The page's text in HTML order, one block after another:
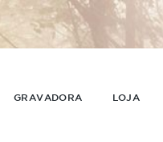
GRAVADORA LOJA